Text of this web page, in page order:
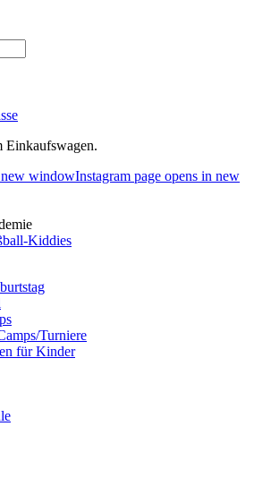
Einkaufswagen.
new windowInstagram page opens in new
Turniere
für Kinder